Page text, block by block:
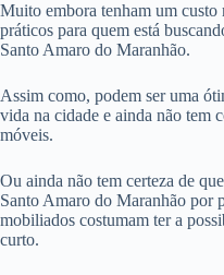
Muito embora tenham um custo
práticos para quem está
Santo Amaro do Maranhão.
Assim como, podem ser uma
vida na cidade e ainda não tem
móveis.
Ou ainda não tem certeza de
Santo Amaro do Maranhão por
mobiliados costumam ter a
curto.